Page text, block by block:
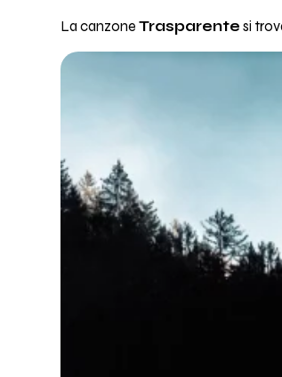
La canzone Trasparente si